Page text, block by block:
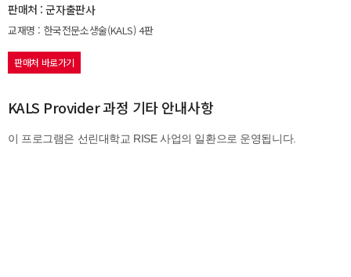
판매처 : 군자출판사
교재명 : 한국전문소생술(KALS) 4판
판매처 바로가기
KALS Provider 과정 기타 안내사항